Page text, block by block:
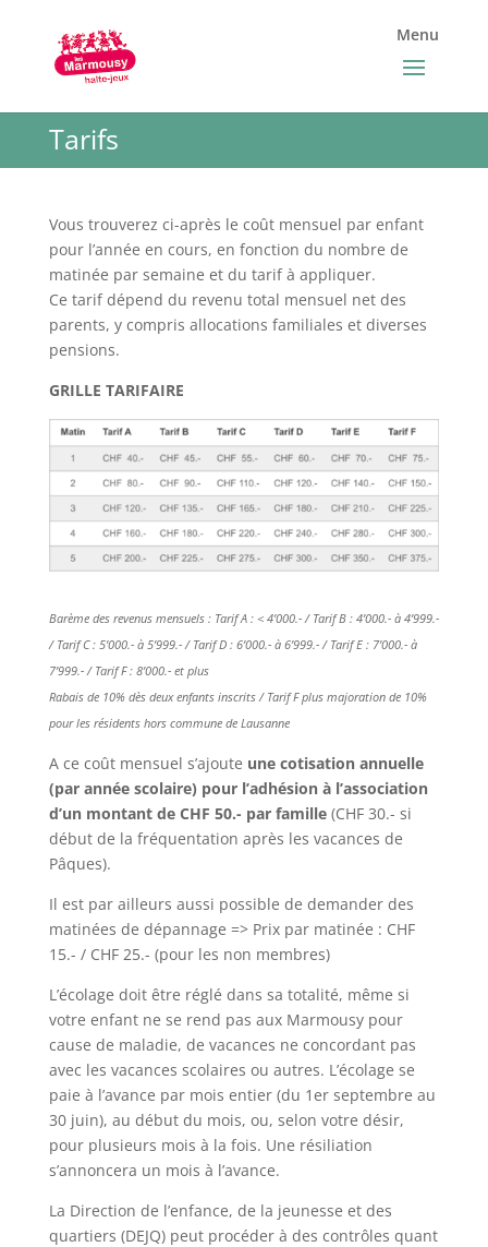
Tarifs
Vous trouverez ci-après le coût mensuel par enfant
pour l’année en cours, en fonction du nombre de
matinée par semaine et du tarif à appliquer.
Ce tarif dépend du revenu total mensuel net des
parents, y compris allocations familiales et diverses
pensions.
GRILLE TARIFAIRE
Barème des revenus mensuels : Tarif A : < 4’000.- / Tarif B : 4’000.- à 4’999.-
/ Tarif C : 5’000.- à 5’999.- / Tarif D : 6’000.- à 6’999.- / Tarif E : 7’000.- à
7’999.- / Tarif F : 8’000.- et plus
Rabais de 10% dès deux enfants inscrits / Tarif F plus majoration de 10%
pour les résidents hors commune de Lausanne
A ce coût mensuel s’ajoute une cotisation annuelle
(par année scolaire) pour l’adhésion à l’association
d’un montant de CHF 50.- par famille(CHF 30.- si
début de la fréquentation après les vacances de
Pâques).
Il est par ailleurs aussi possible de demander des
matinées de dépannage => Prix par matinée : CHF
15.- / CHF 25.- (pour les non membres)
L’écolage doit être réglé dans sa totalité, même si
votre enfant ne se rend pas aux Marmousy pour
cause de maladie, de vacances ne concordant pas
avec les vacances scolaires ou autres. L’écolage se
paie à l’avance par mois entier (du 1er septembre au
30 juin), au début du mois, ou, selon votre désir,
pour plusieurs mois à la fois. Une résiliation
s’annoncera un mois à l’avance.
La Direction de l’enfance, de la jeunesse et des
quartiers (DEJQ) peut procéder à des contrôles quant